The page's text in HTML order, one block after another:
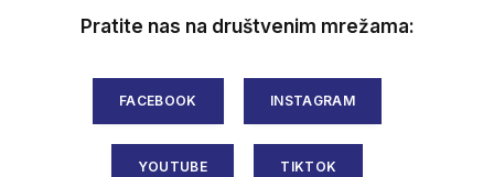
Pratite nas na društvenim mrežama:
FACEBOOK INSTAGRAM
YOUTUBE TIKTOK